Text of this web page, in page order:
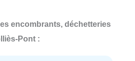
encombrants, déchetteries
Pont :